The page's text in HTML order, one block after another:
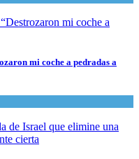
mi coche a pedradas a